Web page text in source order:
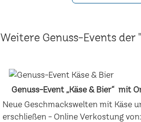
Weitere Genuss-Events der
Genuss-Event „Käse & Bier“ mit
Neue Geschmackswelten mit Käse
erschließen - Online Verkostung von: